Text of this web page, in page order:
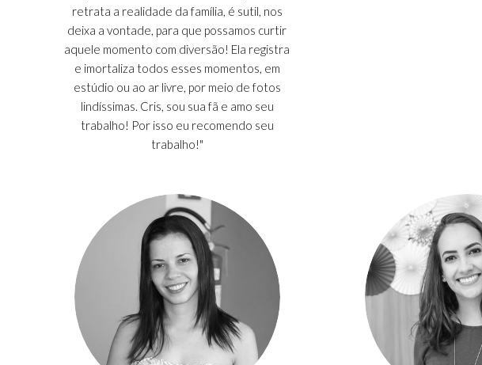
retrata a realidade da família, é sutil, nos
deixa a vontade, para que possamos curtir
aquele momento com diversão! Ela registra
e imortaliza todos esses momentos, em
estúdio ou ao ar livre, por meio de fotos
lindíssimas. Cris, sou sua fã e amo seu
trabalho! Por isso eu recomendo seu
trabalho!"